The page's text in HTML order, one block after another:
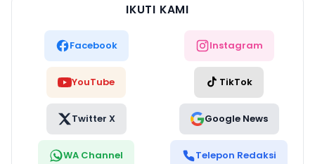
IKUTI KAMI
Facebook Instagram
YouTube TikTok
Twitter X Google News
WA Channel Telepon Redaksi